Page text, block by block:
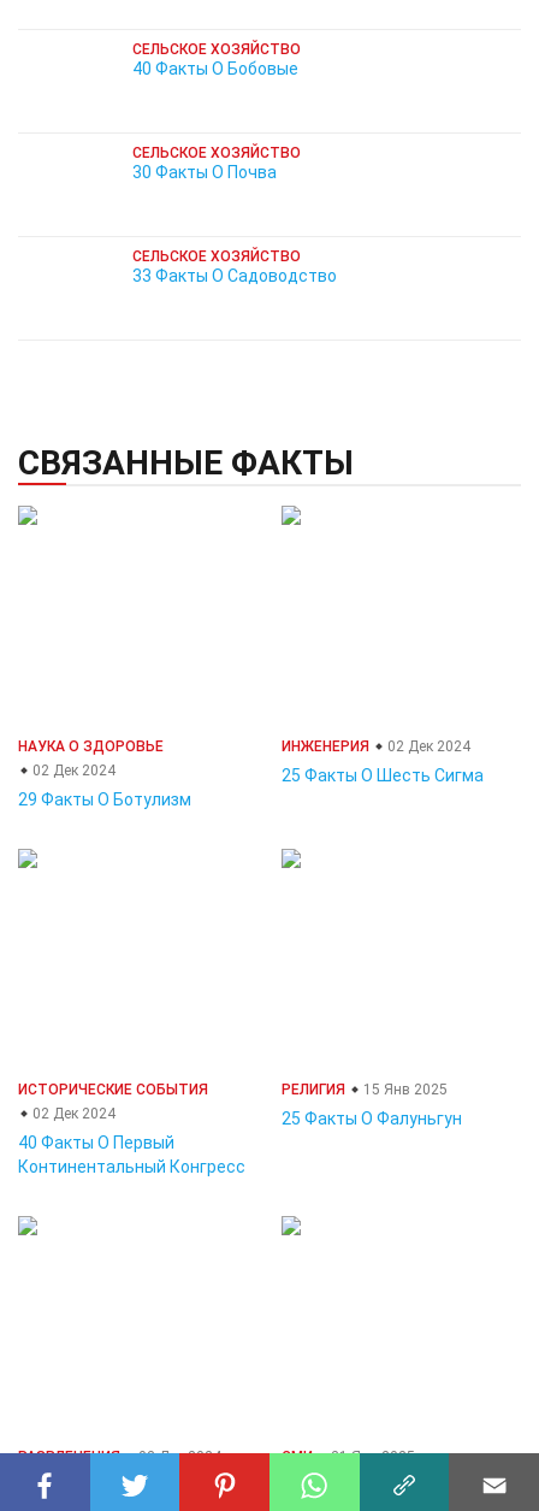
СЕЛЬСКОЕ ХОЗЯЙСТВО
40 Факты О Бобовые
СЕЛЬСКОЕ ХОЗЯЙСТВО
30 Факты О Почва
СЕЛЬСКОЕ ХОЗЯЙСТВО
33 Факты О Садоводство
СВЯЗАННЫЕ ФАКТЫ
НАУКА О ЗДОРОВЬЕ
02 Дек 2024
29 Факты О Ботулизм
ИНЖЕНЕРИЯ 02 Дек 2024
25 Факты О Шесть Сигма
ИСТОРИЧЕСКИЕ СОБЫТИЯ
02 Дек 2024
40 Факты О Первый
Континентальный Конгресс
РЕЛИГИЯ 15 Янв 2025
25 Факты О Фалуньгун
РАЗВЛЕЧЕНИЯ 02 Дек 2024
34 Факты О Выступление
СМИ 21 Янв 2025
37 Факты О Național